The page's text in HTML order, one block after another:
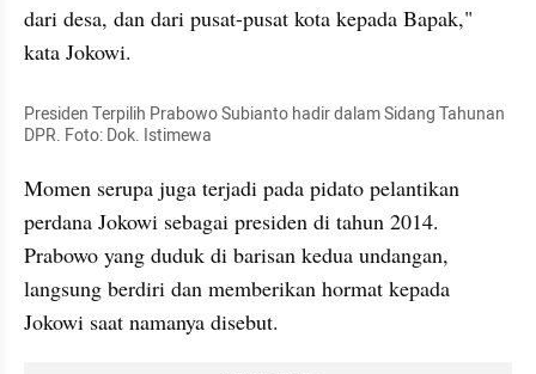
dari desa, dan dari pusat-pusat kota kepada Bapak,"
kata Jokowi.
Presiden Terpilih Prabowo Subianto hadir dalam Sidang Tahunan
DPR. Foto: Dok. Istimewa
Momen serupa juga terjadi pada pidato pelantikan
perdana Jokowi sebagai presiden di tahun 2014.
Prabowo yang duduk di barisan kedua undangan,
langsung berdiri dan memberikan hormat kepada
Jokowi saat namanya disebut.